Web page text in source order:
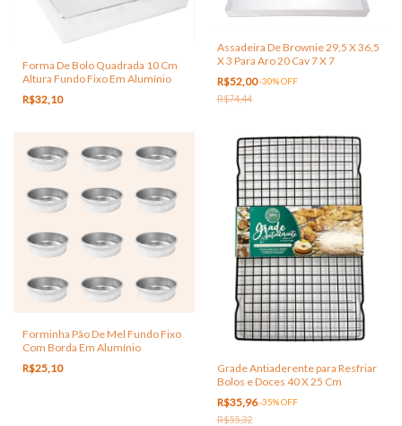
Forma De Bolo Quadrada 10 Cm
Altura Fundo Fixo Em Alumínio
R$32,10
Assadeira De Brownie 29,5 X 36,5
X 3 Para Aro 20 Cav 7 X 7
R$52,00-30%OFF
R$74,44
Forminha Pão De Mel Fundo Fixo
Com Borda Em Alumínio
R$25,10
Grade Antiaderente para Resfriar
Bolos e Doces 40 X 25 Cm
R$35,96-35%OFF
R$55,32